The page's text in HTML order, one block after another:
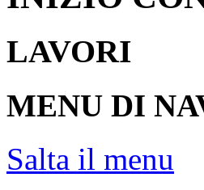
LAVORI
MENU DI
Salta il menu